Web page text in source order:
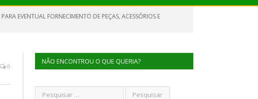
EVENTUAL FORNECIMENTO DE PEÇAS, ACESSÓRIOS E
0
NÃO ENCONTROU O QUE QUERIA?